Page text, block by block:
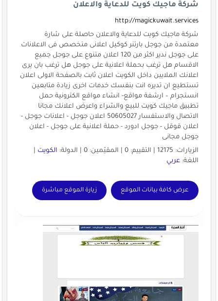
شركة ماجيك كويت للدعاية والاعلان
http://magickuwait.services
شركة ماجيك كويت للدعاية والاعلان حاصلة على شارة
معتمدة من جوجل بارتنر كوكيل اعلانى متخصص فى الاعلانات
على جوجل ندير اكثر من 120 اعلان متنوع على جوجل جميع
الاقسام هل ترغب بحملة اعلانية على جوجل هل ترغب بان يرى
اعلانك الملايين داخل الكويت اعلان ثابت بالصفحة الاولى اعلان
تستطيع ان تديره انت بنفسك خدمات اخرى زيادة متابعين
انستجرام – ارشفة مواقع- انشاء مواقع الكترونية حمل
تطبيق ماجيك كويت للبيع والشراء واعرض اعلانك مجانا
الاتصال والاستفسار 50605027 اعلان جوجل - اعلانات جوجل -
اعلان قوقل - جوجل ادورد - حملة اعلانية على جوجل - اعلان
جوجل مجانى
الزيارات: 12175 | التقييم: 0 | المقيّمين: 0 | الدولة:
الكويت|
اللغة: عربي
عرض كافة بيانات الموقع زيارة الموقع مباشرة